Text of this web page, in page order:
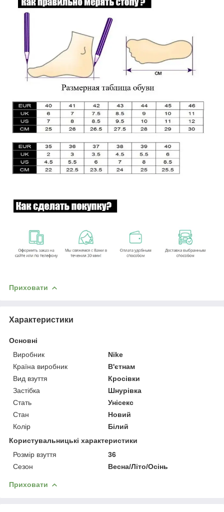
Приховати
Характеристики
Основні
Виробник
Nike
Країна виробник
В'єтнам
Вид взуття
Кросівки
Застібка
Шнурівка
Стать
Унісекс
Стан
Новий
Колір
Білий
Користувальницькі характеристики
Розмір взуття
36
Сезон
Весна/Літо/Осінь
Приховати